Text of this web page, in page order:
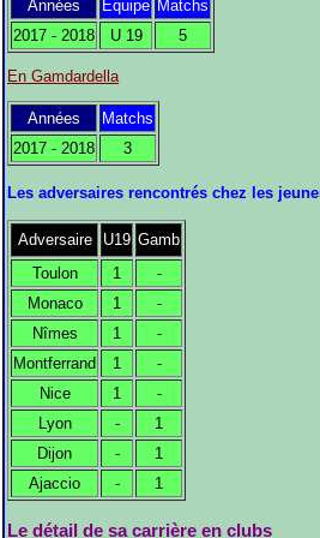
Années Equipe Matchs
2017 - 2018
U 19 5
En Gamdardella
Années
Matchs
2017 - 2018
3
Les adversaires rencontrés chez les
Adversaire U19 Gamb
Toulon
1
-
Monaco
1
-
Nîmes
1
-
Montferrand
1
-
Nice
1
-
Lyon
-
1
Dijon
-
1
Ajaccio
- 1
Le détail de sa carrière en clubs